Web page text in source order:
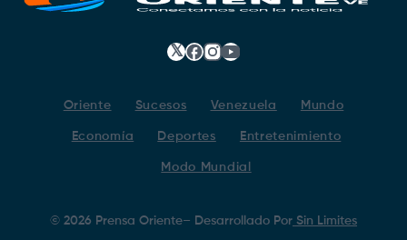
𝕏 Facebook
Instagram
YouTube
Oriente Sucesos Venezuela Mundo
Economía Deportes Entretenimiento
Modo Mundial
© 2026 Prensa Oriente– Desarrollado Por Sin Limites